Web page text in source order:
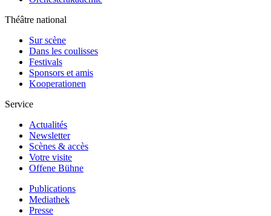
Théâtre national
Sur scène
Dans les coulisses
Festivals
Sponsors et amis
Kooperationen
Service
Actualités
Newsletter
Scènes & accès
Votre visite
Offene Bühne
Publications
Mediathek
Presse